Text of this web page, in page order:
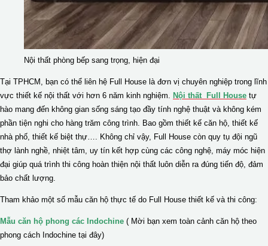
Nội thất phòng bếp sang trọng, hiện đại
Tại TPHCM, bạn có thể liên hệ Full House là đơn vị chuyên nghiệp trong lĩnh
vực thiết kế nội thất với hơn 6 năm kinh nghiệm. Nội thất Full House tự
hào mang đến không gian sống sáng tạo đầy tính nghệ thuật và không kém
phần tiện nghi cho hàng trăm công trình. Bao gồm thiết kế căn hộ, thiết kế
nhà phố, thiết kế biệt thự…. Không chỉ vậy, Full House còn quy tụ đội ngũ
thợ lành nghề, nhiệt tâm, uy tín kết hợp cùng các công nghệ, máy móc hiện
đại giúp quá trình thi công hoàn thiện nội thất luôn diễn ra đúng tiến độ, đảm
bảo chất lượng.
Tham khảo một số mẫu căn hộ thực tế do Full House thiết kế và thi công:
Mẫu căn hộ phong các Indochine ( Mời bạn xem toàn cảnh căn hộ theo
phong cách Indochine tại đây)